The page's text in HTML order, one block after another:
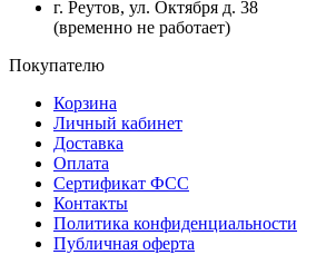
г. Реутов, ул. Октября д. 38
(временно не работает)
Покупателю
Корзина
Личный кабинет
Доставка
Оплата
Сертификат ФСС
Контакты
Политика конфиденциальности
Публичная оферта